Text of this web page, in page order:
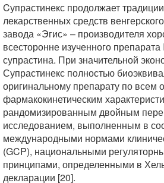
Cупрастинекс продолжает
лекарственных средств
завода «Эгис» – производителя
всесторонне изученного
супрастина. При значительной
Супрастинекс полностью
оригинальному препарату по всем
фармакокинетическим
рандомизированным двойным
исследованием, выполненным в
международными нормами
(GCP), национальными
принципами, определенными в
декларации [20].